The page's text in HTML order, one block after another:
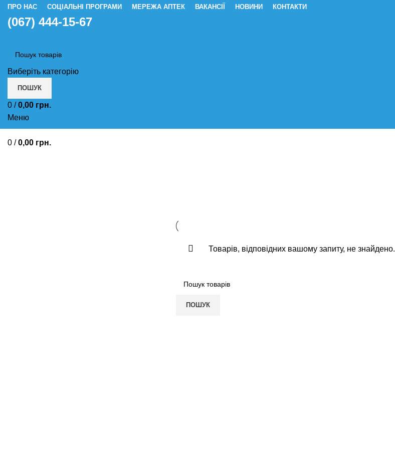
ПРО НАС СОЦІАЛЬНІ ПРОГРАМИ МЕРЕЖА АПТЕК ВАКАНСІЇ НОВИНИ КОНТАКТИ
(067) 444-15-67
Виберіть категорію
ПОШУК
0 / 0,00 грн.
Меню
0 / 0,00 грн.
Товарів, відповідних вашому запиту, не знайдено.
ПОШУК